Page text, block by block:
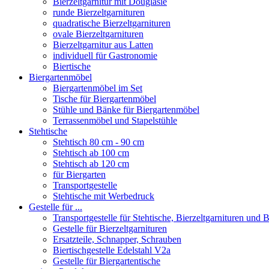
runde Bierzeltgarnituren
quadratische Bierzeltgarnituren
ovale Bierzeltgarnituren
Bierzeltgarnitur aus Latten
individuell für Gastronomie
Biertische
Biergartenmöbel
Biergartenmöbel im Set
Tische für Biergartenmöbel
Stühle und Bänke für Biergartenmöbel
Terrassenmöbel und Stapelstühle
Stehtische
Stehtisch 80 cm - 90 cm
Stehtisch ab 100 cm
Stehtisch ab 120 cm
für Biergarten
Transportgestelle
Stehtische mit Werbedruck
Gestelle für ...
Transportgestelle für Stehtische, Bierzeltgarnituren und
Gestelle für Bierzeltgarnituren
Ersatzteile, Schnapper, Schrauben
Biertischgestelle Edelstahl V2a
Gestelle für Biergartentische